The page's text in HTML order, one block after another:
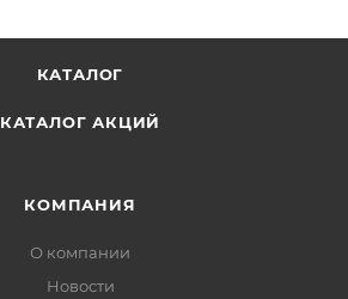
КАТАЛОГ
КАТАЛОГ АКЦИЙ
КОМПАНИЯ
О компании
Новости